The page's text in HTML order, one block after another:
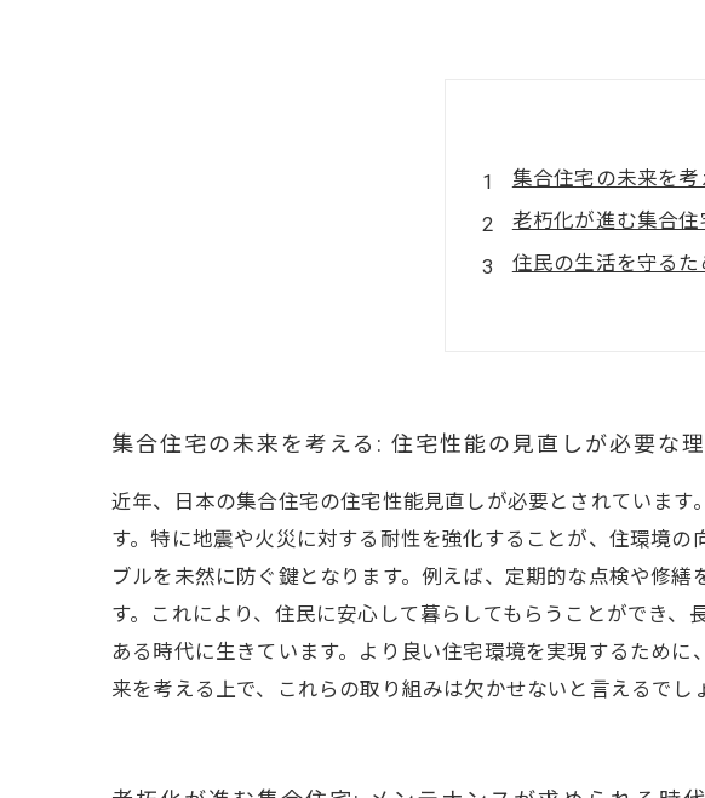
集合住宅の未来を
老朽化が進む集合
住民の生活を守る
快適な暮らしのた
これからの集合住
集合住宅の未来を考える: 住宅性能の見直しが必要な
近年、日本の集合住宅の住宅性能見直しが必要とされていま
す。特に地震や火災に対する耐性を強化することが、住環境
ブルを未然に防ぐ鍵となります。例えば、定期的な点検や修
す。これにより、住民に安心して暮らしてもらうことができ
ある時代に生きています。より良い住宅環境を実現するため
来を考える上で、これらの取り組みは欠かせないと言えるでし